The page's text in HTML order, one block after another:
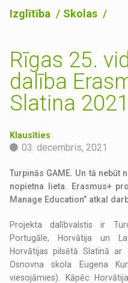
Izglītība Skolas
Rīgas 25.
dalība
Slatina 2021
Klausīties
03. decembris, 2021
Turpinās GAME. Un tā nebūt
nopietna lieta. Erasmus+
Manage Education” atkal
Projekta dalībvalstis ir
Portugāle, Horvātija un
Horvātijas pilsētā Slatinā
Osnovna skola Eugena
viesojāmies). Kāpēc